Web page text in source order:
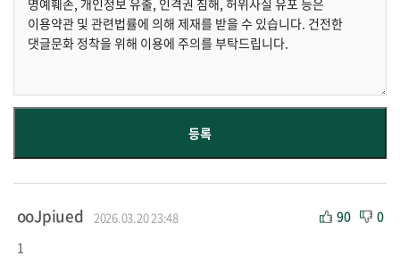
ooJpiued 2026.03.20 23:48 90
0
1